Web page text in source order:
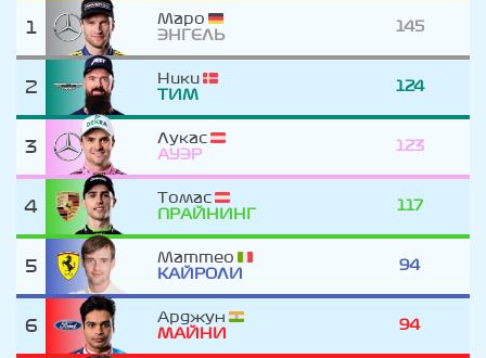
1
Маро
ЭНГЕЛЬ
145
2
Ники
ТИМ
124
3
Лукас
АУЭР
123
4
Томас
ПРАЙНИНГ
117
5
Маттео
КАЙРОЛИ
94
6
Арджун
МАЙНИ
94